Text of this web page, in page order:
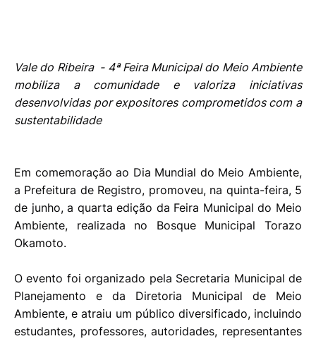
Vale do Ribeira - 4ª Feira Municipal do Meio Ambiente
mobiliza a comunidade e valoriza iniciativas
desenvolvidas por expositores comprometidos com a
sustentabilidade
Em comemoração ao Dia Mundial do Meio Ambiente,
a Prefeitura de Registro, promoveu, na quinta-feira, 5
de junho, a quarta edição da Feira Municipal do Meio
Ambiente, realizada no Bosque Municipal Torazo
Okamoto.
O evento foi organizado pela Secretaria Municipal de
Planejamento e da Diretoria Municipal de Meio
Ambiente, e atraiu um público diversificado, incluindo
estudantes, professores, autoridades, representantes